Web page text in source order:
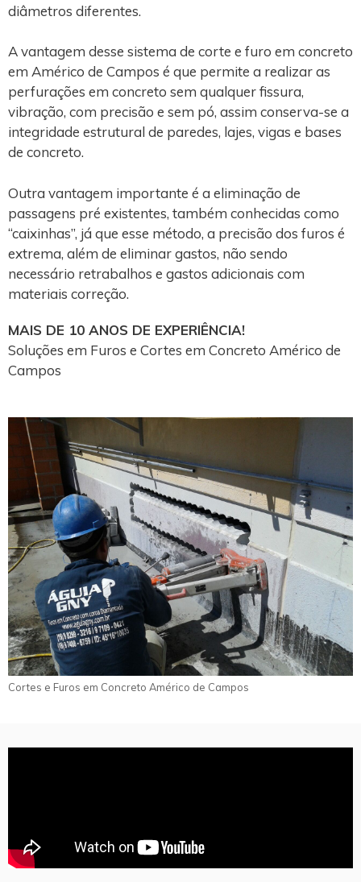
diâmetros diferentes.
A vantagem desse sistema de corte e furo em concreto
em Américo de Campos é que permite a realizar as
perfurações em concreto sem qualquer fissura,
vibração, com precisão e sem pó, assim conserva-se a
integridade estrutural de paredes, lajes, vigas e bases
de concreto.
Outra vantagem importante é a eliminação de
passagens pré existentes, também conhecidas como
“caixinhas”, já que esse método, a precisão dos furos é
extrema, além de eliminar gastos, não sendo
necessário retrabalhos e gastos adicionais com
materiais correção.
MAIS DE 10 ANOS DE EXPERIÊNCIA!
Soluções em Furos e Cortes em Concreto Américo de
Campos
Cortes e Furos em Concreto Américo de Campos